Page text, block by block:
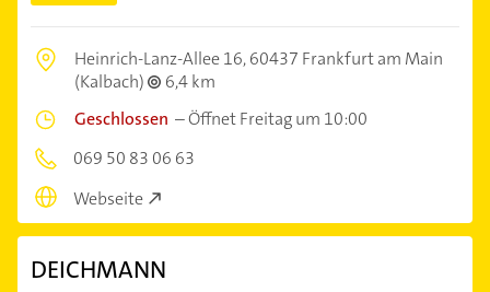
Heinrich-Lanz-Allee 16,60437 Frankfurt am Main
(Kalbach)
6,4 km
Geschlossen –Öffnet Freitag um 10:00
069 50 83 06 63
Webseite
DEICHMANN